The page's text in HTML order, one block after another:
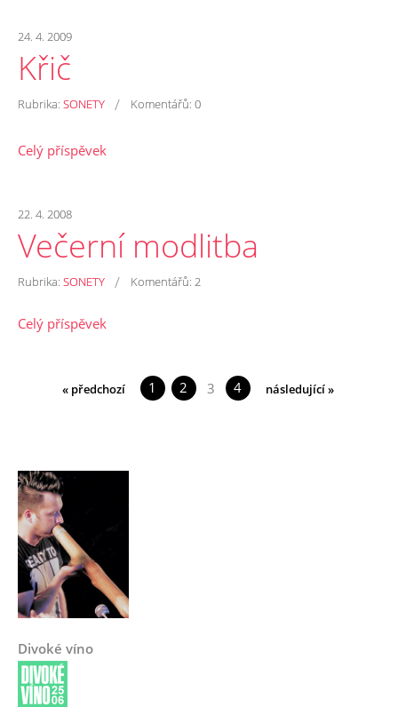
24. 4. 2009
Křič
Rubrika: SONETY / Komentářů: 0
Celý příspěvek
22. 4. 2008
Večerní modlitba
Rubrika: SONETY / Komentářů: 2
Celý příspěvek
« předchozí 1 2 3 4 následující »
Divoké víno